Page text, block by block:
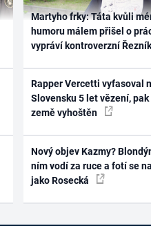
Martyho frky: Táta kvůli
humoru málem přišel o
vypráví kontroverzní Řezník
Rapper Vercetti vyfasoval
Slovensku 5 let vězení, pak
země vyhoštěn
Nový objev Kazmy?
ním vodí za ruce a fotí se
jako Rosecká